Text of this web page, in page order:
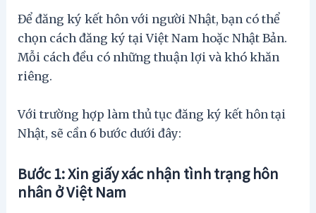
Để đăng ký kết hôn với người Nhật, bạn có thể
chọn cách đăng ký tại Việt Nam hoặc Nhật Bản.
Mỗi cách đều có những thuận lợi và khó khăn
riêng.
Với trường hợp làm thủ tục đăng ký kết hôn tại
Nhật, sẽ cần 6 bước dưới đây:
Bước 1: Xin giấy xác nhận tình trạng hôn
nhân ở Việt Nam